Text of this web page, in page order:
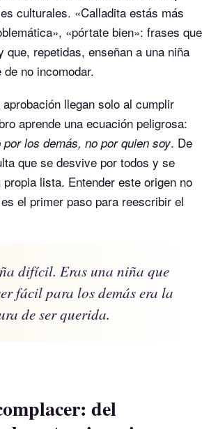
culturales. «Calladita estás más
«pórtate bien»: frases que
que, repetidas, enseñan a una niña
no incomodar.
llegan solo al cumplir
aprende una ecuación peligrosa:
los demás, no por quien soy. De
que se desvive por todos y se
lista. Entender este origen no
el primer paso para reescribir el
difícil. Eras una niña que
fácil para los demás era la
de ser querida.
del